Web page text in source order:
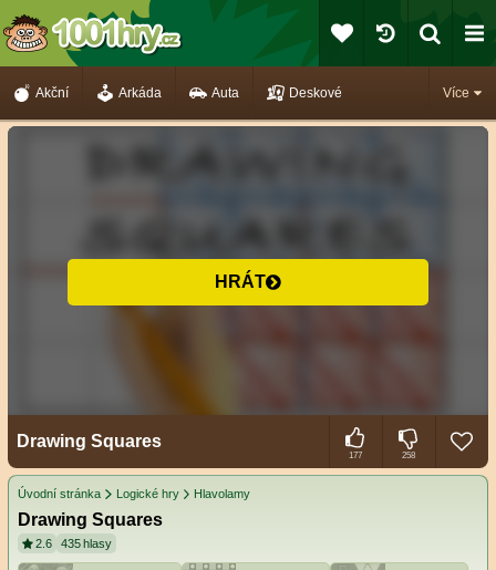
Více
Akční Arkáda Auta Deskové
HRÁT
Drawing Squares
177 258
Úvodní stránka Logické hry Hlavolamy
Drawing Squares
2.6 435 hlasy